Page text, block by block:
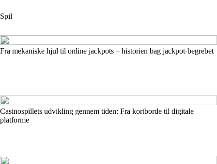
Spil
Fra mekaniske hjul til online jackpots – historien bag jackpot-begrebet
Casinospillets udvikling gennem tiden: Fra kortborde til digitale
platforme